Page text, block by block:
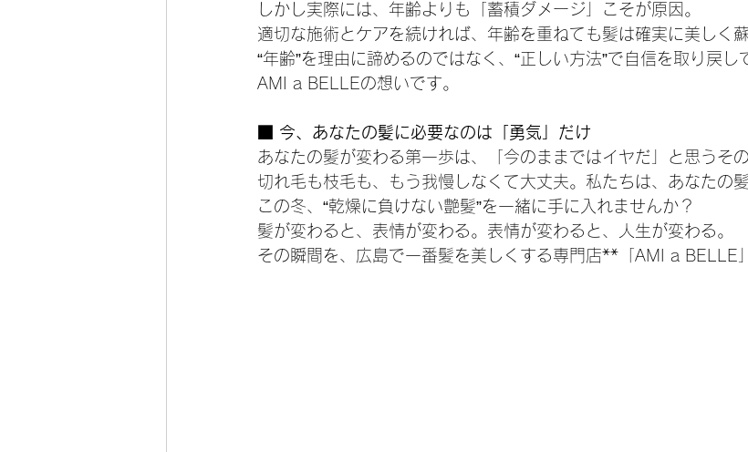
しかし実際には、年齢よりも「蓄積ダメージ」こそが原因。
適切な施術とケアを続ければ、年齢を重ねても髪は確実に美しく蘇
“年齢”を理由に諦めるのではなく、“正しい方法”で自信を取り戻
AMI a BELLEの想いです。
■ 今、あなたの髪に必要なのは「勇気」だけ
あなたの髪が変わる第一歩は、「今のままではイヤだ」と思うそ
切れ毛も枝毛も、もう我慢しなくて大丈夫。私たちは、あなたの
この冬、“乾燥に負けない艶髪”を一緒に手に入れませんか？
髪が変わると、表情が変わる。表情が変わると、人生が変わる。
その瞬間を、広島で一番髪を美しくする専門店**「AMI a BELLE